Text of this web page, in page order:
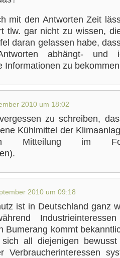
mit den Antworten Zeit
tlw. gar nicht zu wissen,
daran gelassen habe,
abhängt- und
Informationen zu
2010 um 18:02
zu schreiben,
Kühlmittel der
Mitteilung im
2010 um 09:18
ist in Deutschland ganz
Bumerang kommt
all diejenigen
Verbraucherinteressen